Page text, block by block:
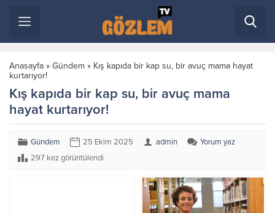
Anasayfa » Gündem » Kış kapıda bir kap su, bir avuç mama hayat
kurtarıyor!
Kış kapıda bir kap su, bir avuç mama
hayat kurtarıyor!
Gündem 25 Ekim 2025 admin
Yorum yaz
297 kez görüntülendi